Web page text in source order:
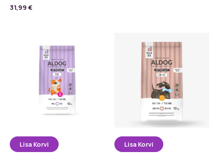
31,99 €
Lisa Korvi Lisa Korvi